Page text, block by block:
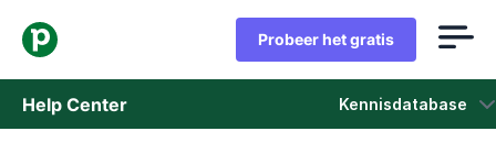
Probeer het gratis
Help Center Kennisdatabase